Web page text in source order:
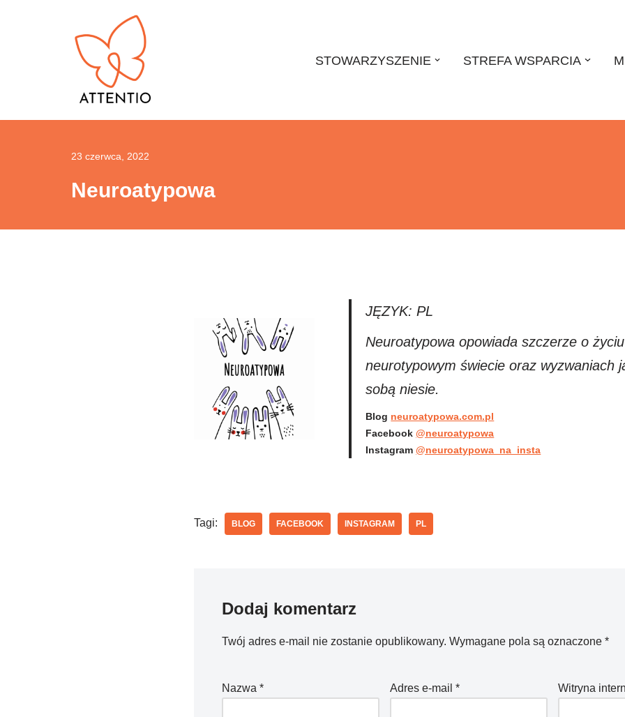
STOWARZYSZENIE STREFA WSPARCIA
23 czerwca, 2022
Neuroatypowa
JĘZYK: PL
Neuroatypowa opowiada szczerze o
neurotypowym świecie oraz wyzwaniach
sobą niesie.
Blog neuroatypowa.com.pl
Facebook@neuroatypowa
Instagram@neuroatypowa_na_insta
Tagi: BLOG FACEBOOK INSTAGRAM PL
Dodaj komentarz
Twój adres e-mail nie zostanie opublikowany. Wymagane pola są oznaczone *
Nazwa * Adres e-mail * Witryna